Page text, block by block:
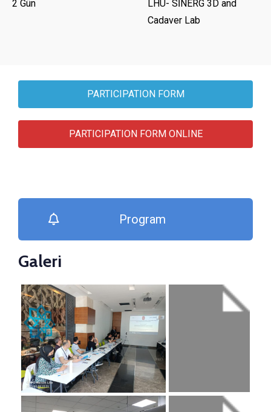
2 Gün
LHU- SİNERG 3D and
Cadaver Lab
PARTICIPATION FORM
PARTICIPATION FORM ONLINE
Program
Galeri